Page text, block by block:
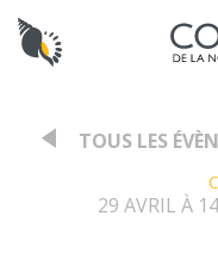
TOUS LES
29 AVRIL À
Panneau de gestion des